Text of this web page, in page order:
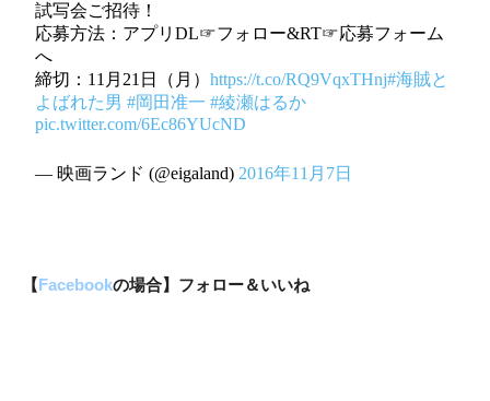
試写会ご招待！
応募方法：アプリDL☞フォロー&RT☞応募フォーム
へ
締切：11月21日（月）https://t.co/RQ9VqxTHnj#海賊と
よばれた男 #岡田准一 #綾瀬はるか
pic.twitter.com/6Ec86YUcND
— 映画ランド (@eigaland)2016年11月7日
【Facebookの場合】フォロー＆いいね